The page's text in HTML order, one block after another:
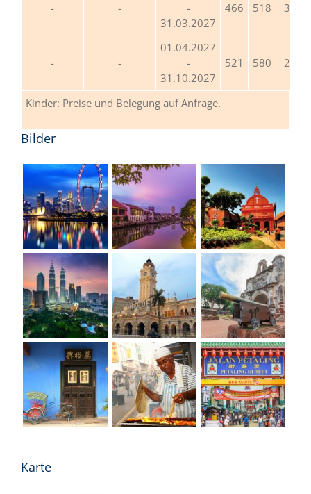
-
31.03.2027
466 518 382
01.04.2027
-
31.10.2027
521 580 287
Kinder: Preise und Belegung auf Anfrage.
Bilder
Karte